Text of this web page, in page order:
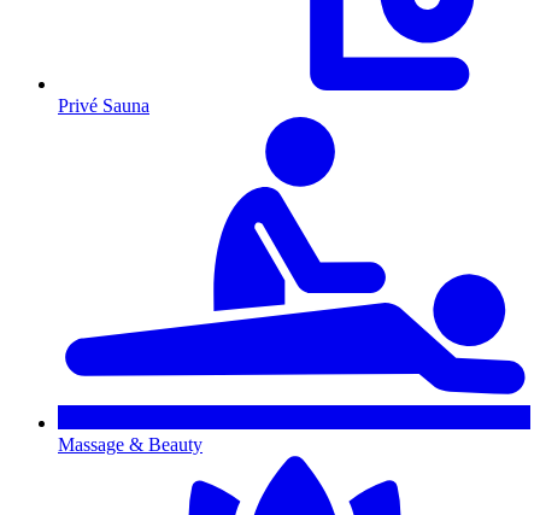
Privé Sauna
Massage & Beauty